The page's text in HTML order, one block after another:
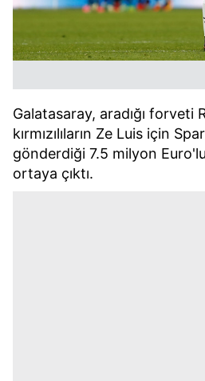
Galatasaray, aradığı forveti
kırmızılıların Ze Luis için
gönderdiği 7.5 milyon
ortaya çıktı.